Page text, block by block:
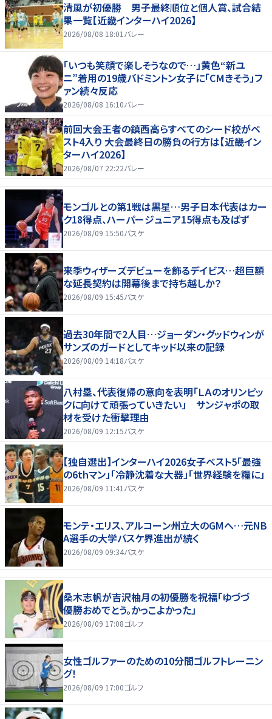
清風が初優勝 男子最終順位と個人賞、試合結
果一覧【近畿インターハイ2026】
2026/08/08 18:01バレー
「いつも笑顔で楽しそうなので…」黄色“新ユ
ニ”着用の19歳バドミントン女子に「CMきそう」フ
ァン続々反応
2026/08/08 16:10バレー
前回大会王者の鎮西高らすべてのシード校がベ
スト4入り 大会最終日の勝負の行方は【近畿イン
ターハイ2026】
2026/08/07 22:22バレー
モンゴルとの第1戦は黒星…男子日本代表はカー
ク18得点、ハーパージュニア15得点も及ばず
2026/08/09 15:50バスケ
来季ウィザーズデビューを飾るデイビス…超巨額
な延長契約は開幕後まで持ち越しか？
2026/08/09 15:45バスケ
過去30年間で2人目…ジョーダン・グッドウィンが
サンズのガードとしてキッド以来の記録
2026/08/09 14:18バスケ
八村塁、代表復帰の意向を表明「ＬＡのオリンピッ
クに向けて頑張っていきたい」 サンジャポの取
材を受けた衝撃理由
2026/08/09 12:15バスケ
【独自選出】インターハイ2026女子ベスト5「最強
の6thマン」「冷静沈着な大器」「世界経験を糧に」
2026/08/09 11:41バスケ
モンテ・エリス、アルコーン州立大のGMへ…元NB
A選手の大学バスケ界進出が続く
2026/08/09 09:34バスケ
桑木志帆が吉沢柚月の初優勝を祝福「ゆづづ
優勝おめでとう。かっこよかった」
2026/08/09 17:08ゴルフ
女性ゴルファーのための10分間ゴルフトレーニン
グ！
2026/08/09 17:00ゴルフ